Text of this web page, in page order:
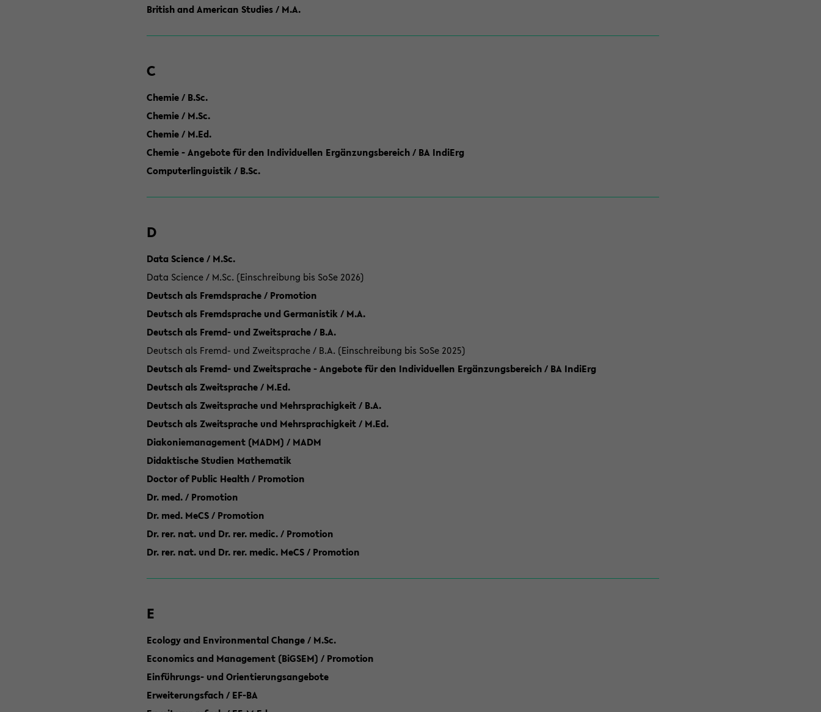
British and American Studies / M.A.
C
Chemie / B.Sc.
Chemie / M.Sc.
Chemie / M.Ed.
Chemie - Angebote für den Individuellen Ergänzungsbereich / BA IndiErg
Computerlinguistik / B.Sc.
D
Data Science / M.Sc.
Data Science / M.Sc. (Einschreibung bis SoSe 2026)
Deutsch als Fremdsprache / Promotion
Deutsch als Fremdsprache und Germanistik / M.A.
Deutsch als Fremd- und Zweitsprache / B.A.
Deutsch als Fremd- und Zweitsprache / B.A. (Einschreibung bis SoSe 2025)
Deutsch als Fremd- und Zweitsprache - Angebote für den Individuellen Ergänzungsbereich / BA IndiErg
Deutsch als Zweitsprache / M.Ed.
Deutsch als Zweitsprache und Mehrsprachigkeit / B.A.
Deutsch als Zweitsprache und Mehrsprachigkeit / M.Ed.
Diakoniemanagement (MADM) / MADM
Didaktische Studien Mathematik
Doctor of Public Health / Promotion
Dr. med. / Promotion
Dr. med. MeCS / Promotion
Dr. rer. nat. und Dr. rer. medic. / Promotion
Dr. rer. nat. und Dr. rer. medic. MeCS / Promotion
E
Ecology and Environmental Change / M.Sc.
Economics and Management (BiGSEM) / Promotion
Einführungs- und Orientierungsangebote
Erweiterungsfach / EF-BA